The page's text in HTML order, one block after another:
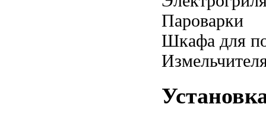
Пароварки
Шкафа для